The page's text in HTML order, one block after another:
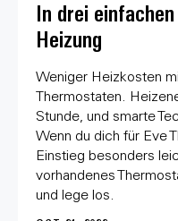
In drei
Heizung
Weniger Heizkosten
Thermostaten.
Stunde, und smarte
Wenn du dich für Eve
Einstieg besonders
vorhandenes
und lege los.